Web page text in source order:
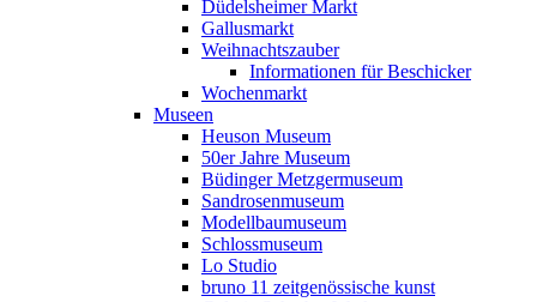
Düdelsheimer Markt
Gallusmarkt
Weihnachtszauber
Informationen für Beschicker
Wochenmarkt
Museen
Heuson Museum
50er Jahre Museum
Büdinger Metzgermuseum
Sandrosenmuseum
Modellbaumuseum
Schlossmuseum
Lo Studio
bruno 11 zeitgenössische kunst